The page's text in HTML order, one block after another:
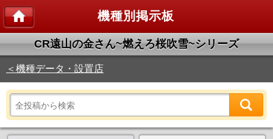
機種別掲示板
CR遠山の金さん~燃えろ桜吹雪~シリーズ
＜機種データ・設置店